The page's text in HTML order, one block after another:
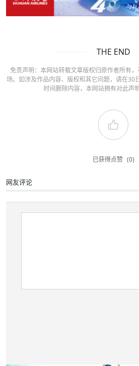
THE END
免责声明：本网站转载文章版权归原作者所有
场。如涉及作品内容、版权和其它问题，请在30
时间删除内容，本网站拥有对此声
已获得点赞 (0)
网友评论